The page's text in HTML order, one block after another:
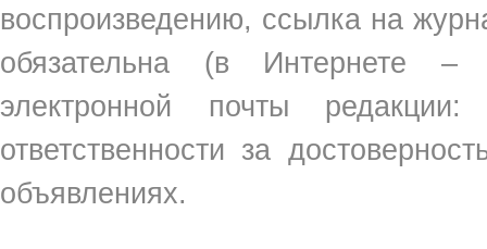
воспроизведению, ссылка на
обязательна (в Интернете
электронной почты
ответственности за
объявлениях.